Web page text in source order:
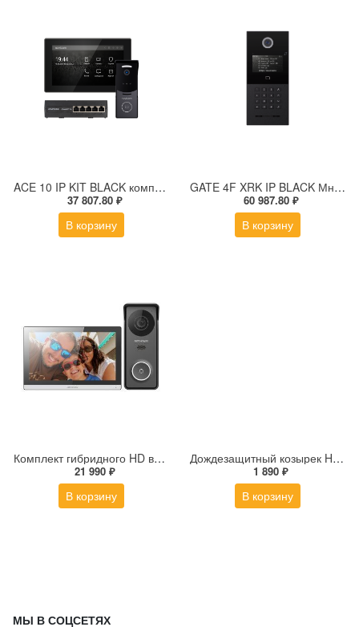
ACE 10 IP KIT BLACK комплект из IP-видеодомофона, IP-вызывной панели и PoE-коммутатора
37 807.80 ₽
В корзину
GATE 4F XRK IP BLACK Многоабонентская IP вызывная панель с дисплеем и СКУД
60 987.80 ₽
В корзину
Комплект гибридного HD видеодомофона Hikvision DS-KIS313-P(B)
21 990 ₽
В корзину
Дождезащитный козырек Hikvision DS-KABV8113-RS/Surface
1 890 ₽
В корзину
МЫ В СОЦСЕТЯХ